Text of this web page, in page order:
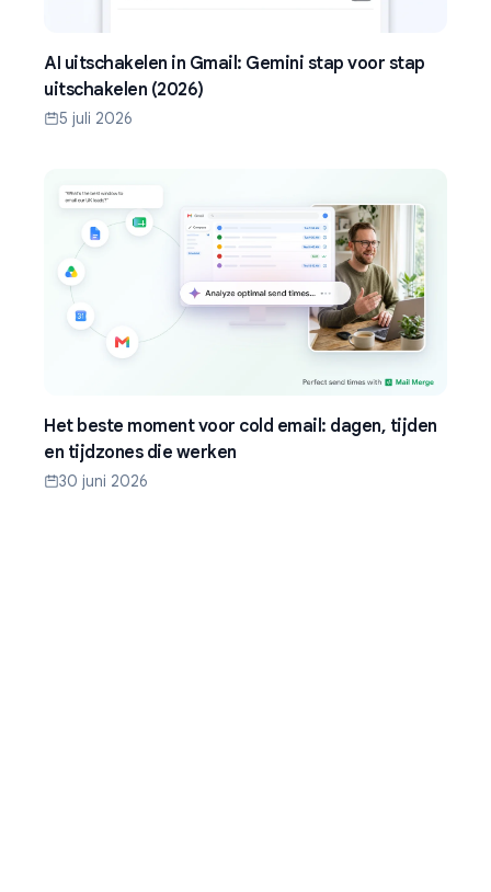
AI uitschakelen in Gmail: Gemini stap voor stap
uitschakelen (2026)
5 juli 2026
Het beste moment voor cold email: dagen, tijden
en tijdzones die werken
30 juni 2026